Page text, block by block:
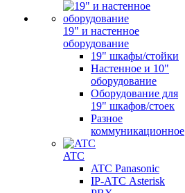
19" и настенное
оборудование
19" шкафы/стойки
Настенное и 10"
оборудование
Оборудование для
19" шкафов/стоек
Разное
коммуникационное
ATC
ATC Panasonic
IP-АТС Asterisk